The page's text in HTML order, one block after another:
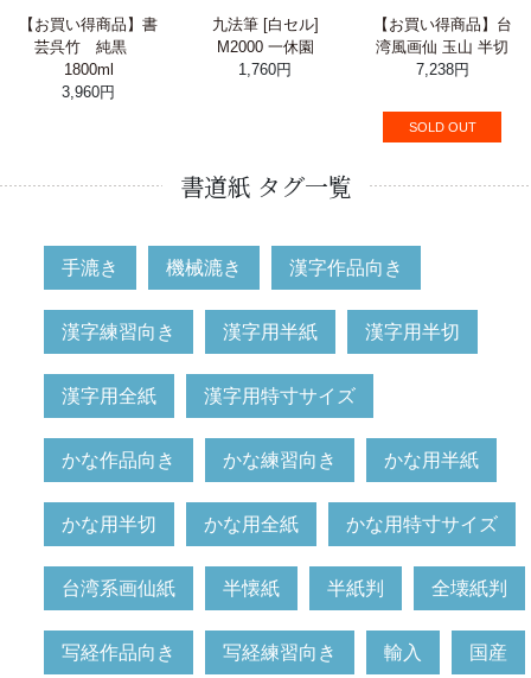
【お買い得商品】書
芸呉竹 純黒
1800ml
3,960円
九法筆 [白セル]
M2000 一休園
1,760円
【お買い得商品】台
湾風画仙 玉山 半切
7,238円
SOLD OUT
書道紙 タグ一覧
手漉き 機械漉き 漢字作品向き
漢字練習向き 漢字用半紙 漢字用半切
漢字用全紙 漢字用特寸サイズ
かな作品向き かな練習向き かな用半紙
かな用半切 かな用全紙 かな用特寸サイズ
台湾系画仙紙 半懐紙 半紙判 全壊紙判
写経作品向き 写経練習向き 輸入 国産